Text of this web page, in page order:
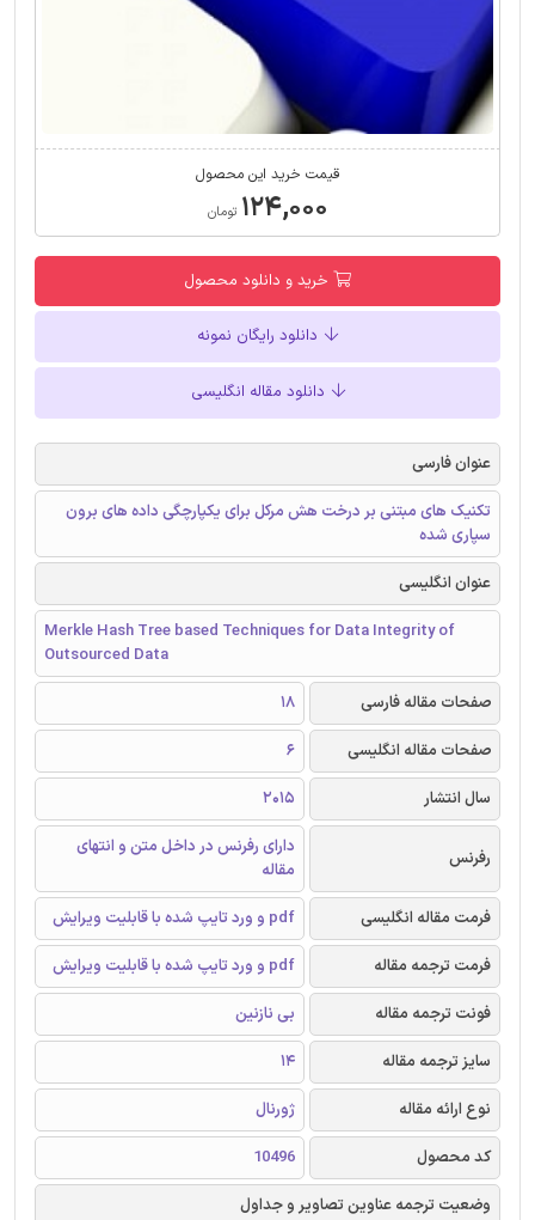
قیمت خرید این محصول
۱۲۴,۰۰۰ تومان
خرید و دانلود محصول
دانلود رایگان نمونه
دانلود مقاله انگلیسی
عنوان فارسی
تکنیک های مبتنی بر درخت هش مرکل برای یکپارچگی داده های برون
سپاری شده
عنوان انگلیسی
Merkle Hash Tree based Techniques for Data Integrity of
Outsourced Data
صفحات مقاله فارسی
18
صفحات مقاله انگلیسی
6
سال انتشار
2015
رفرنس
دارای رفرنس در داخل متن و انتهای
مقاله
فرمت مقاله انگلیسی
pdf و ورد تایپ شده با قابلیت ویرایش
فرمت ترجمه مقاله
pdf و ورد تایپ شده با قابلیت ویرایش
فونت ترجمه مقاله
بی نازنین
سایز ترجمه مقاله
14
نوع ارائه مقاله
ژورنال
کد محصول
10496
وضعیت ترجمه عناوین تصاویر و جداول